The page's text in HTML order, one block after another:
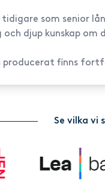
som senior
djup kunskap
finns
Se vilka vi